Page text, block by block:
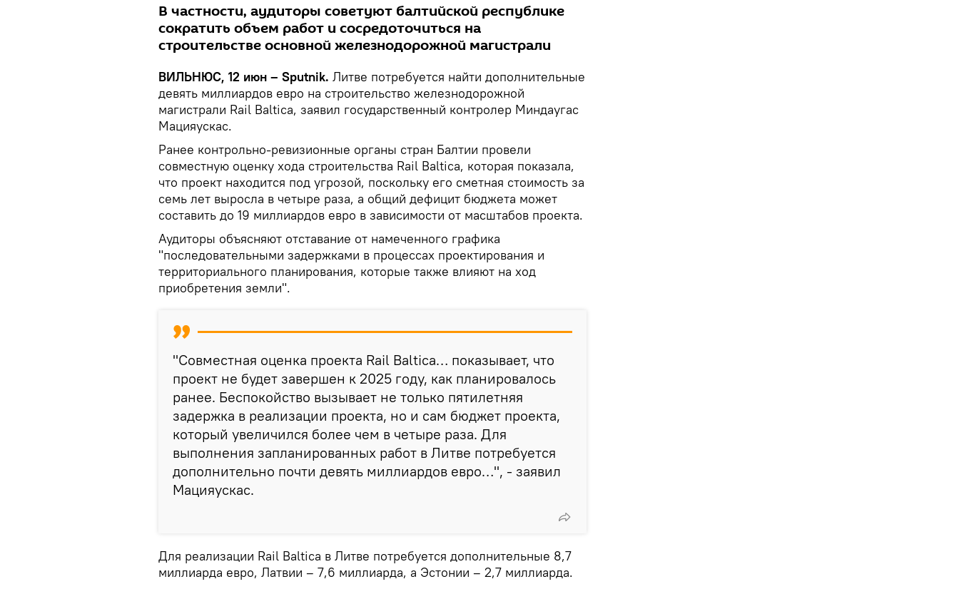
В частности, аудиторы советуют балтийской республике
сократить объем работ и сосредоточиться на
строительстве основной железнодорожной магистрали
ВИЛЬНЮС, 12 июн – Sputnik. Литве потребуется найти дополнительные
девять миллиардов евро на строительство железнодорожной
магистрали Rail Baltica, заявил государственный контролер Миндаугас
Мацияускас.
Ранее контрольно-ревизионные органы стран Балтии провели
совместную оценку хода строительства Rail Baltica, которая показала,
что проект находится под угрозой, поскольку его сметная стоимость за
семь лет выросла в четыре раза, а общий дефицит бюджета может
составить до 19 миллиардов евро в зависимости от масштабов проекта.
Аудиторы объясняют отставание от намеченного графика
"последовательными задержками в процессах проектирования и
территориального планирования, которые также влияют на ход
приобретения земли".
"Совместная оценка проекта Rail Baltica… показывает, что
проект не будет завершен к 2025 году, как планировалось
ранее. Беспокойство вызывает не только пятилетняя
задержка в реализации проекта, но и сам бюджет проекта,
который увеличился более чем в четыре раза. Для
выполнения запланированных работ в Литве потребуется
дополнительно почти девять миллиардов евро…", - заявил
Мацияускас.
Для реализации Rail Baltica в Литве потребуется дополнительные 8,7
миллиарда евро, Латвии – 7,6 миллиарда, а Эстонии – 2,7 миллиарда.